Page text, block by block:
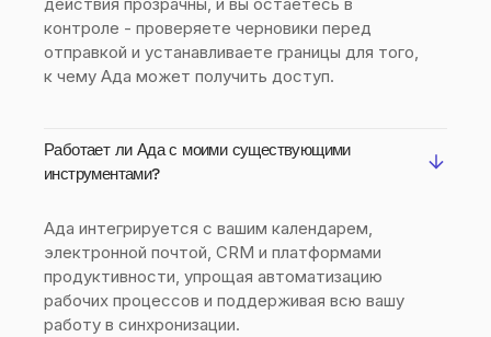
контроле - проверяете черновики перед
отправкой и устанавливаете границы для того,
к чему Ада может получить доступ.
Работает ли Ада с моими существующими
инструментами?
Ада интегрируется с вашим календарем,
электронной почтой, CRM и платформами
продуктивности, упрощая автоматизацию
рабочих процессов и поддерживая всю вашу
работу в синхронизации.